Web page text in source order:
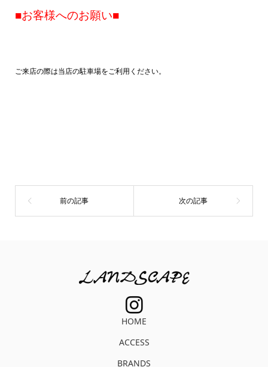
■お客様へのお願い■
ご来店の際は当店の駐車場をご利用ください。
HOME
ACCESS
BRANDS